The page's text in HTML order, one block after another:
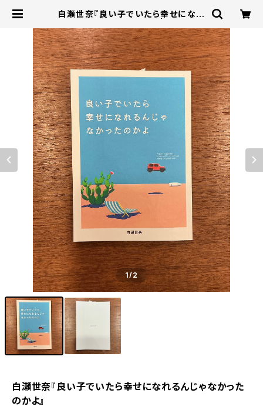
白瀬世奈『良い子でいたら幸せになれ
1/2
白瀬世奈『良い子でいたら幸せになれるんじゃなかった
のかよ』